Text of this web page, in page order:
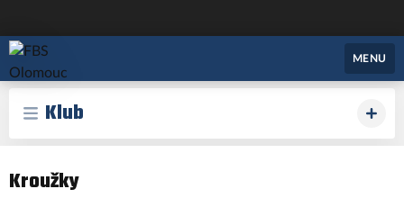
FBS Olomouc
MENU
Klub
Kroužky